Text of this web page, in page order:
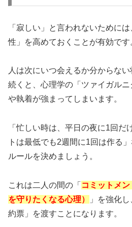
「寂しい」と言われないために
性」を高めておくことが有効です
人は次にいつ会えるか分からな
続くと、心理学の「 ツァイガルニ
や執着が強まってしまいます。
「忙しい時は、平日の夜に1回だ
トは最低でも2週間に1回は作る
ルールを決めましょう。
これは二人の間の「 コミットメ
を守りたくなる心理）
」を強化
約票」を渡すことになります。